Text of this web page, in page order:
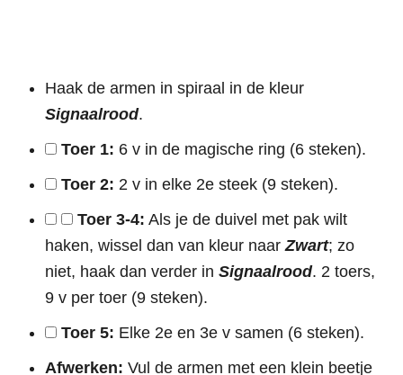
Haak de armen in spiraal in de kleur
Signaalrood.
Toer 1: 6 v in de magische ring (6 steken).
Toer 2: 2 v in elke 2e steek (9 steken).
Toer 3-4: Als je de duivel met pak wilt
haken, wissel dan van kleur naarZwart; zo
niet, haak dan verder in Signaalrood. 2 toers,
9 v per toer (9 steken).
Toer 5: Elke 2e en 3e v samen (6 steken).
Afwerken: Vul de armen met een klein beetje